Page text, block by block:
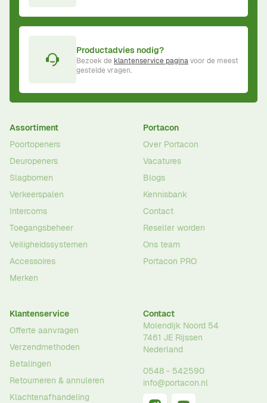
Productadvies nodig?
Bezoek de klantenservice paginavoor de meest
gestelde vragen.
Assortiment
Poortopeners
Deuropeners
Slagbomen
Verkeerspalen
Intercoms
Toegangsbeheer
Veiligheidssystemen
Accessoires
Merken
Portacon
Over Portacon
Vacatures
Blogs
Kennisbank
Contact
Reseller worden
Ons team
Portacon PRO
Klantenservice
Offerte aanvragen
Verzendmethoden
Betalingen
Retourneren & annuleren
Klachtenafhandeling
Contact
Molendijk Noord 54
7461 JE Rijssen
Nederland
0548 - 542590
info@portacon.nl